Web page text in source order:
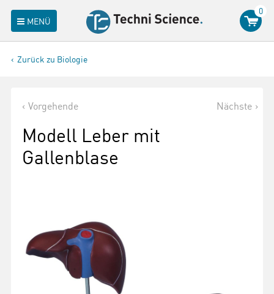
MENÜ
0
Zurück zu Biologie
Vorgehende Nächste
Modell Leber mit
Gallenblase